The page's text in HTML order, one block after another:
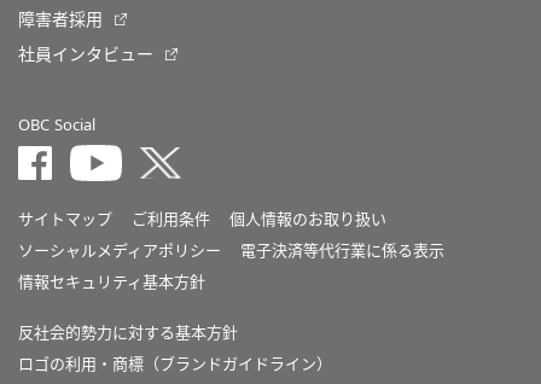
障害者採用
社員インタビュー
OBC Social
サイトマップ ご利用条件
個人情報のお取り扱い
ソーシャルメディアポリシー
電子決済等代行業に係る表示
情報セキュリティ基本方針
反社会的勢力に対する基本方針
ロゴの利用・商標（ブランドガイドライン）